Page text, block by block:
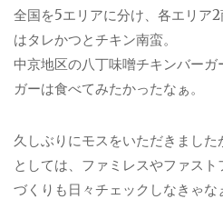
全国を5エリアに分け、各エリア
はタレかつとチキン南蛮。
中京地区の八丁味噌チキンバー
ガーは食べてみたかったなぁ。
久しぶりにモスをいただきまし
としては、ファミレスやファス
づくりも日々チェックしなきゃな